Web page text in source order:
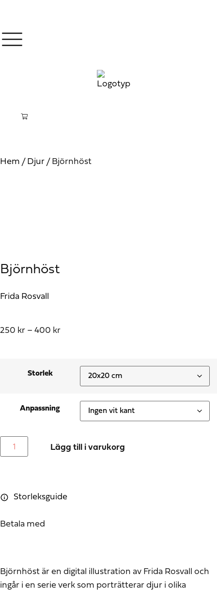
Hem / Djur / Björnhöst
Björnhöst
Frida Rosvall
250 kr – 400 kr
Storlek
Anpassning
Lägg till i varukorg
Storleksguide
Betala med
Björnhöst är en digital illustration av Frida Rosvall och
ingår i en serie verk som porträtterar djur i olika